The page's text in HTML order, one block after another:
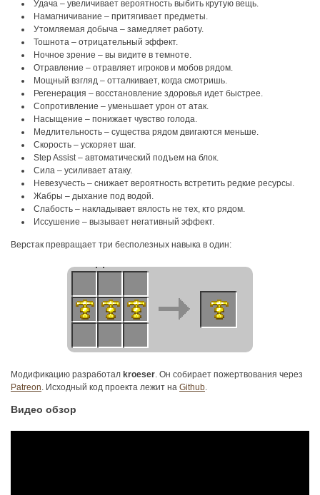
Удача – увеличивает вероятность выбить крутую вещь.
Намагничивание – притягивает предметы.
Утомляемая добыча – замедляет работу.
Тошнота – отрицательный эффект.
Ночное зрение – вы видите в темноте.
Отравление – отравляет игроков и мобов рядом.
Мощный взгляд – отталкивает, когда смотришь.
Регенерация – восстановление здоровья идет быстрее.
Сопротивление – уменьшает урон от атак.
Насыщение – понижает чувство голода.
Медлительность – существа рядом двигаются меньше.
Скорость – ускоряет шаг.
Step Assist – автоматический подъем на блок.
Сила – усиливает атаку.
Невезучесть – снижает вероятность встретить редкие ресурсы.
Жабры – дыхание под водой.
Слабость – накладывает вялость не тех, кто рядом.
Иссушение – вызывает негативный эффект.
Верстак превращает три бесполезных навыка в один:
Модификацию разработал kroeser . Он собирает пожертвования через
Patreon . Исходный код проекта лежит на Github
Видео обзор